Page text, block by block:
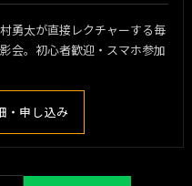
勇太が直接レクチャーする毎
会。初心者歓迎・スマホ参加
・申し込み